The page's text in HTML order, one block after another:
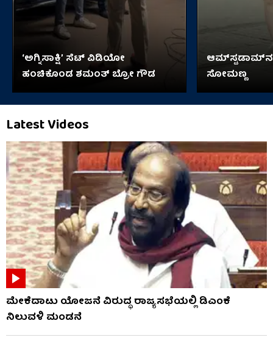
‘ಅಗ್ನಿಸಾಕ್ಷಿ’ ಸೆಟ್ ವಿಡಿಯೋ
ಹಂಚಿಕೊಂಡ ಶಮಂತ್ ಬ್ರೋ ಗೌಡ
ಸೋಮಣ್ಣ
Latest Videos
ಮೇಕೆದಾಟು ಯೋಜನೆ ವಿರುದ್ಧ ರಾಜ್ಯಸಭೆಯಲ್ಲಿ ಡಿಎಂಕೆ
ನಿಲುವಳಿ ಮಂಡನೆ